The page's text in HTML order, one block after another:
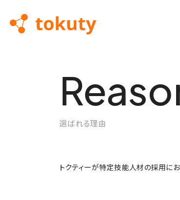
About us
トクティーとは
Use Case
Useful Info
お役立ち情報
Support
導入サポート
選ばれる理由
トクティーが特定技能人材の採用に